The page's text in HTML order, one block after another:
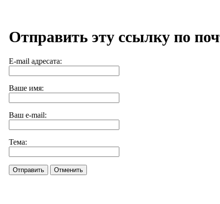
Отправить эту ссылку по
E-mail адресата:
Ваше имя:
Ваш e-mail:
Тема:
Отправить Отменить